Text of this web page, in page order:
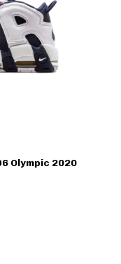
Olympic 2020